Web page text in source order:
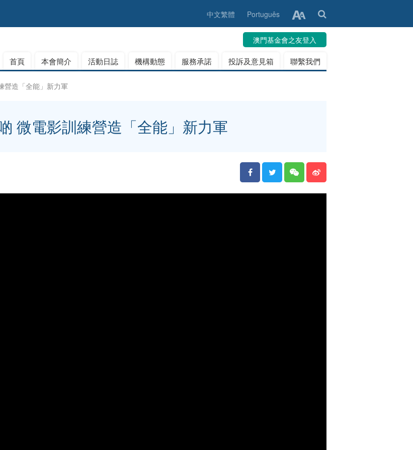
中文繁體 Português
澳門基金會之友登入
首頁 本會簡介 活動日誌 機構動態 服務承諾 投訴及意見箱 聯繫我們
營造「全能」新力軍
微電影訓練營造「全能」新力軍